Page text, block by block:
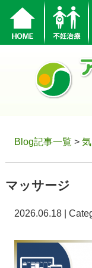
Blog記事一覧 >
マッサージ
2026.06.18 |